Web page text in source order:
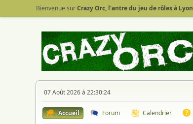
Bienvenue surCrazy Orc, l'antre du jeu de rôles à Lyon
07 Août 2026 à 22:30:24
Accueil Forum Calendrier